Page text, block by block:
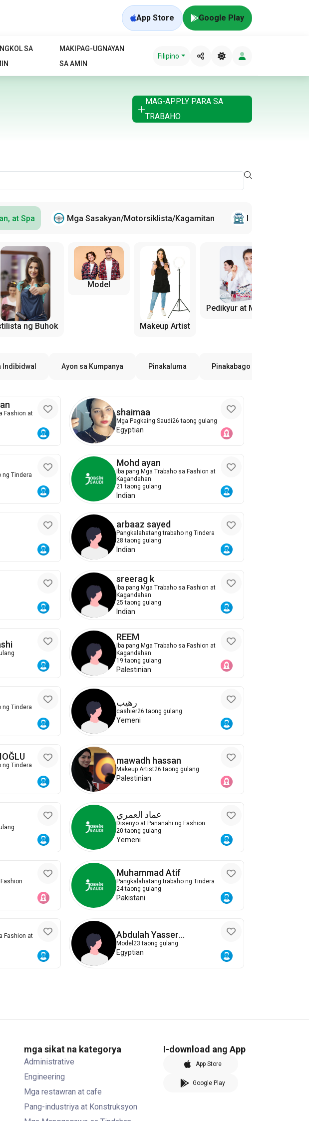
App Store Google Play
SA
MAKIPAG-UGNAYAN
SA AMIN
Filipino
MAG-APPLY PARA SA
TRABAHO
at Spa Mga Sasakyan/Motorsiklista/Kagamitan Mga
ng Buhok
Model
Makeup Artist
Pedikyur at Manicure
Indibidwal Ayon sa Kumpanya Pinakaluma Pinakabago
Fashion at
shaimaa
Mga Pagkaing Saudi26 taong gulang
Egyptian
ng Tindera
Mohd ayan
Iba pang Mga Trabaho sa Fashion at
Kagandahan
21 taong gulang
Indian
arbaaz sayed
Pangkalahatang trabaho ng Tindera
28 taong gulang
Indian
sreerag k
Iba pang Mga Trabaho sa Fashion at
Kagandahan
25 taong gulang
Indian
REEM
Iba pang Mga Trabaho sa Fashion at
Kagandahan
19 taong gulang
Palestinian
ng Tindera
رهيب
cashier26 taong gulang
Yemeni
ng Tindera
mawadh hassan
Makeup Artist26 taong gulang
Palestinian
عماد العمري
Disenyo at Pananahi ng Fashion
20 taong gulang
Yemeni
Muhammad Atif
Pangkalahatang trabaho ng Tindera
24 taong gulang
Pakistani
Fashion at
Abdulah Yasser
Elbagoury
Model 23 taong gulang
Egyptian
mga sikat na kategorya
Administrative
Engineering
Mga restawran at cafe
Pang-industriya at Konstruksyon
I-download ang App
App Store
Google Play